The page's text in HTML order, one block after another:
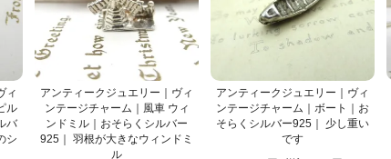
ィ
ル
バ
シ
アンティークジュエリー｜ヴィ
ンテージチャーム｜風車 ウィ
ンドミル｜おそらくシルバー
925｜ 羽根が大きなウィンドミ
ル
アンティークジュエリー｜ヴィ
ンテージチャーム｜ボート｜お
そらくシルバー925｜ 少し重い
です